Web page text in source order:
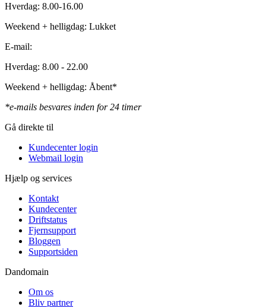
Hverdag: 8.00-16.00
Weekend + helligdag: Lukket
E-mail:
Hverdag: 8.00 - 22.00
Weekend + helligdag: Åbent*
*e-mails besvares inden for 24 timer
Gå direkte til
Kundecenter login
Webmail login
Hjælp og services
Kontakt
Kundecenter
Driftstatus
Fjernsupport
Bloggen
Supportsiden
Dandomain
Om os
Bliv partner